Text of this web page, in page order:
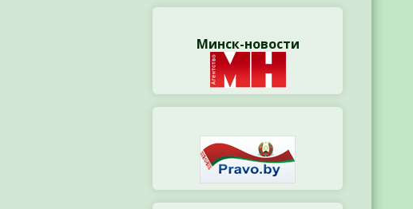
Минск-новости